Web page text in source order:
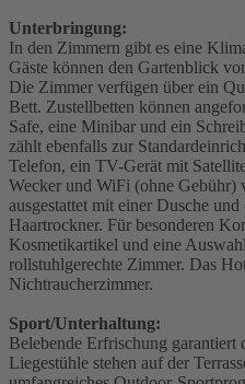
Unterbringung:
In den Zimmern gibt es eine
Gäste können den Gartenblick
Die Zimmer verfügen über ein
Bett. Zustellbetten können
Safe, eine Minibar und ein
zählt ebenfalls zur
Telefon, ein TV-Gerät mit
Wecker und WiFi (ohne Gebühr)
ausgestattet mit einer Dusche
Haartrockner. Für besonderen
Kosmetikartikel und eine
rollstuhlgerechte Zimmer. Das
Nichtraucherzimmer.
Sport/Unterhaltung:
Belebende Erfrischung garantiert
Liegestühle stehen auf der